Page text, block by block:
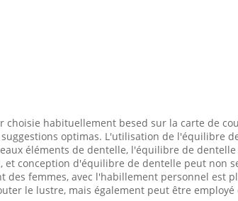
habituellement besed sur la carte de
optimas. L'utilisation de l'équilibre
éléments de dentelle, l'équilibre de
conception d'équilibre de dentelle peut non
femmes, avec l'habillement personnel est
le lustre, mais également peut être